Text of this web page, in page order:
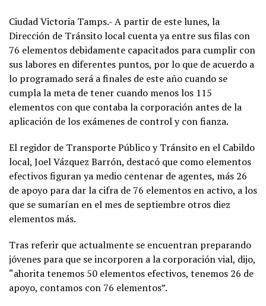
Ciudad Victoria Tamps.- A partir de este lunes, la
Dirección de Tránsito local cuenta ya entre sus filas con
76 elementos debidamente capacitados para cumplir con
sus labores en diferentes puntos, por lo que de acuerdo a
lo programado será a finales de este año cuando se
cumpla la meta de tener cuando menos los 115
elementos con que contaba la corporación antes de la
aplicación de los exámenes de control y con fianza.
El regidor de Transporte Público y Tránsito en el Cabildo
local, Joel Vázquez Barrón, destacó que como elementos
efectivos figuran ya medio centenar de agentes, más 26
de apoyo para dar la cifra de 76 elementos en activo, a los
que se sumarían en el mes de septiembre otros diez
elementos más.
Tras referir que actualmente se encuentran preparando
jóvenes para que se incorporen a la corporación vial, dijo,
“ahorita tenemos 50 elementos efectivos, tenemos 26 de
apoyo, contamos con 76 elementos”.